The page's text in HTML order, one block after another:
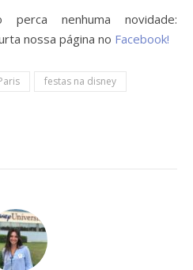
nenhuma novidade:
nossa página no Facebook!
festas na disney